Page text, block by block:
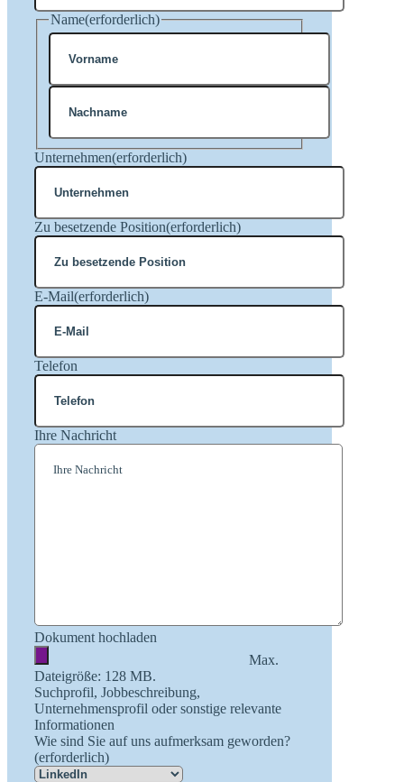
Name(erforderlich)
Vorname
Nachname
Unternehmen(erforderlich)
Zu besetzende Position(erforderlich)
E-Mail(erforderlich)
Telefon
Ihre Nachricht
Dokument hochladen
Max.
Dateigröße: 128 MB.
Suchprofil, Jobbeschreibung,
Unternehmensprofil oder sonstige relevante
Informationen
Wie sind Sie auf uns aufmerksam geworden?
(erforderlich)